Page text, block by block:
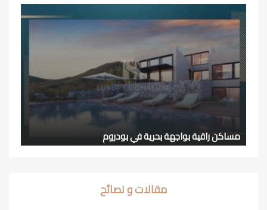
مساكن راقية بواجهة بحرية في بودروم
مقالات و نصائح